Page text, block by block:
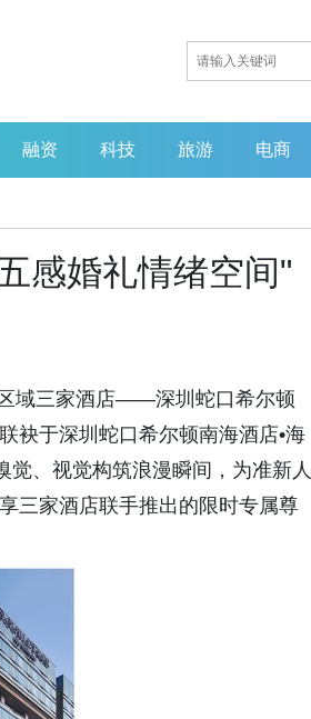
融资 科技 旅游 电商
感婚礼情绪空间"
域三家酒店——深圳蛇口希尔顿
袂于深圳蛇口希尔顿南海酒店•海
、视觉构筑浪漫瞬间，为准新人
三家酒店联手推出的限时专属尊